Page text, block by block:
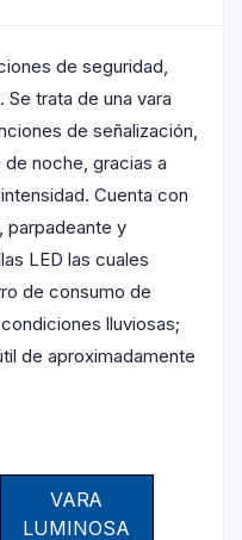
de seguridad,
trata de una vara
de señalización,
noche, gracias a
Cuenta con
parpadeante y
LED las cuales
de consumo de
lluviosas;
de aproximadamente
VARA
LUMINOSA